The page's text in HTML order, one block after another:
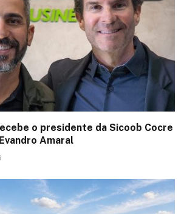
o presidente da Sicoob Cocre
Amaral